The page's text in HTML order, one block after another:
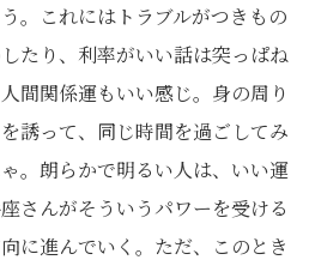
。これにはトラブルがつきもの
たり、利率がいい話は突っぱね
間関係運もいい感じ。身の周り
誘って、同じ時間を過ごしてみ
。朗らかで明るい人は、いい運
さんがそういうパワーを受ける
に進んでいく。ただ、このとき